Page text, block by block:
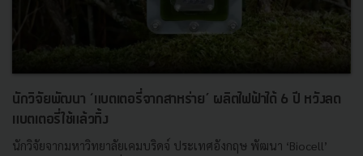
นักวิจัยพัฒนา ‘แบตเตอรี่จากสาหร่าย’ ผลิตไฟฟ้าได้ 6 ปี หวังลด
แบตเตอรี่ใช้แล้วทิ้ง
นักวิจัยจากมหาวิทยาลัยเคมบริดจ์ ประเทศอังกฤษ พัฒนา ‘Biocell’